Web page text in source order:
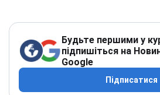
Будьте першими у
підпишіться на
Google
Підписатися